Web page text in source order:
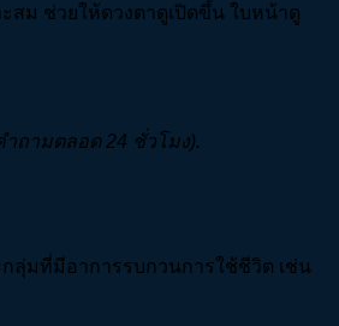
สม ช่วยให้ดวงตาดูเปิดขึ้น ใบหน้าดู
ถามตลอด 24 ชั่วโมง).
ลุ่มที่มีอาการรบกวนการใช้ชีวิต เช่น